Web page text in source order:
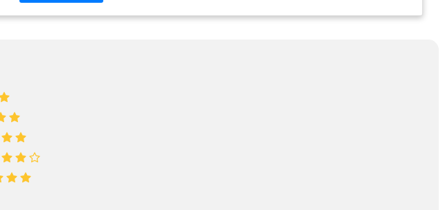
de délicieuses tartes salées, des toasts, des panzerotti ou même de réchauffer les
aliments avant de les servir PRÊT EN UN SEUL MOUVEMENT : en seulement 4